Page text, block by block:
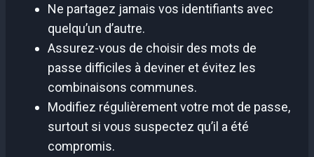
Ne partagez jamais vos identifiants avec
quelqu’un d’autre.
Assurez-vous de choisir des mots de
passe difficiles à deviner et évitez les
combinaisons communes.
Modifiez régulièrement votre mot de passe,
surtout si vous suspectez qu’il a été
compromis.